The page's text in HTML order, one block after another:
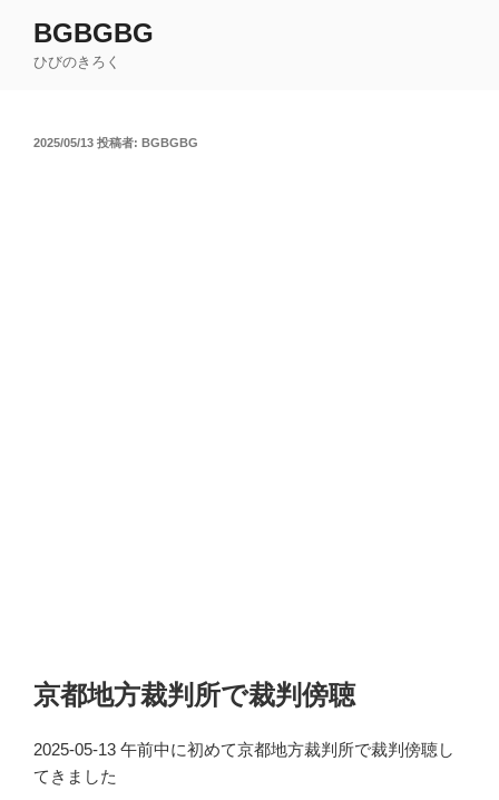
BGBGBG
ひびのきろく
投
2025/05/13 投稿者: BGBGBG
京都地方裁判所で裁判傍聴
2025-05-13 午前中に初めて京都地方裁判所で裁判傍聴し
てきました